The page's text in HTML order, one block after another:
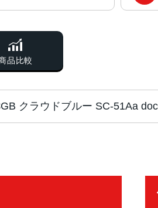
品比較
クラウドブルー SC-51Aa
ウド ホワイト、クラウド ブルー